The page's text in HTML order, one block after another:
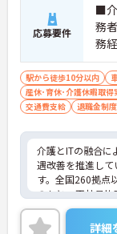
■ 未経験から安
医療業界が初めて
・診療補助や器
・丁寧な指導が
→ 初めての医療
地域密着ならでは
・幅広い症状の患
・リハビリスタ
・地域住民の通
→ 身近な医療に貢
応募要件
■介
務
務
駅から徒歩10分以内
産休･育休･介護休暇取得
交通費支給
退職金制
介護とITの融合に
遇改善を推進し
す。全国260拠点
のもと、正社員
構築しています
専門資格と成果が
詳細